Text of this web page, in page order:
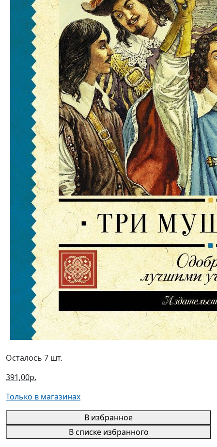
Осталось 7 шт.
391,00р.
Только в магазинах
В избранное
В списке избранного